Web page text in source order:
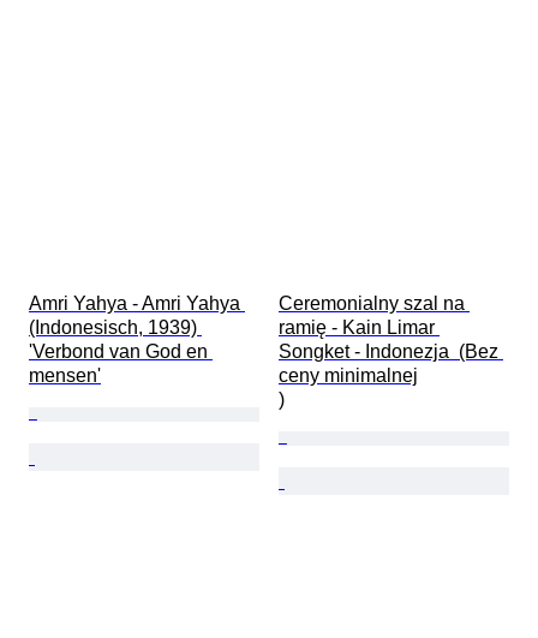
Amri Yahya - Amri Yahya
(Indonesisch, 1939)
'Verbond van God en
mensen'
Ceremonialny szal na
ramię - Kain Limar
Songket - Indonezja  (Bez
ceny minimalnej
)